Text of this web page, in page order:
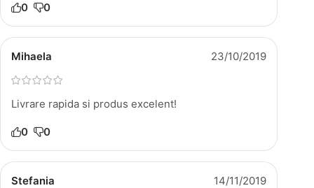
0 0
Mihaela 23/10/2019
Livrare rapida si produs excelent!
0 0
Stefania 14/11/2019